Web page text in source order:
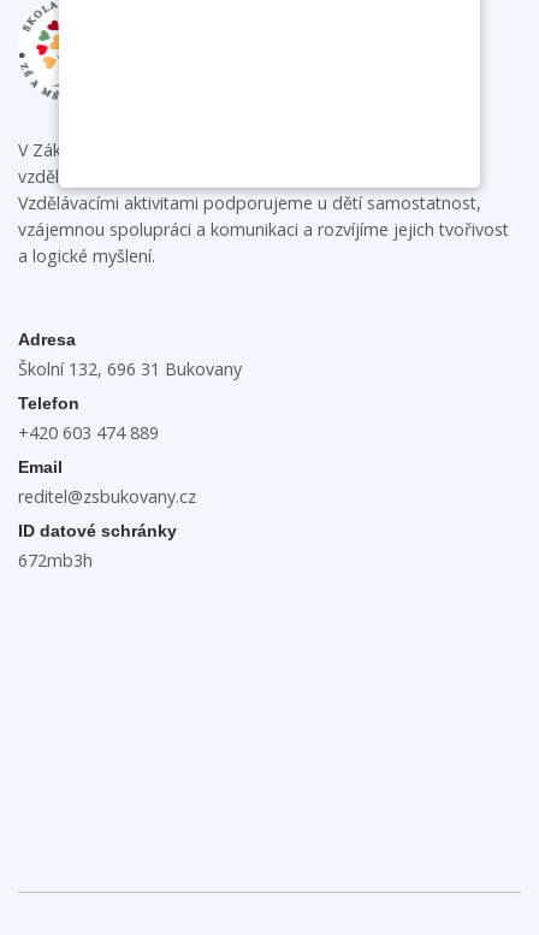
V Základní škole a mateřské škole Bukovany poskytujeme
vzdělání s individuálním přístupem ke každému dítěti.
Vzdělávacími aktivitami podporujeme u dětí samostatnost,
vzájemnou spolupráci a komunikaci a rozvíjíme jejich tvořivost
a logické myšlení.
Adresa
Školní 132, 696 31 Bukovany
Telefon
+420 603 474 889
Email
reditel@zsbukovany.cz
ID datové schránky
672mb3h